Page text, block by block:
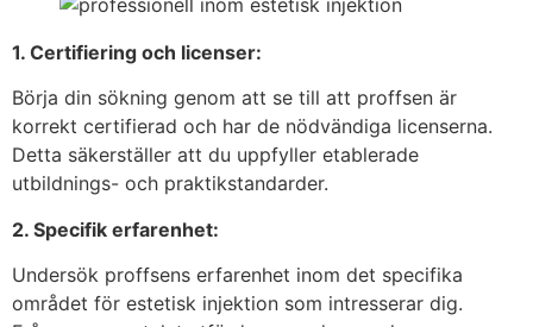
1. Certifiering och licenser:
Börja din sökning genom att se till att proffsen är
korrekt certifierad och har de nödvändiga licenserna.
Detta säkerställer att du uppfyller etablerade
utbildnings- och praktikstandarder.
2. Specifik erfarenhet:
Undersök proffsens erfarenhet inom det specifika
området för estetisk injektion som intresserar dig.